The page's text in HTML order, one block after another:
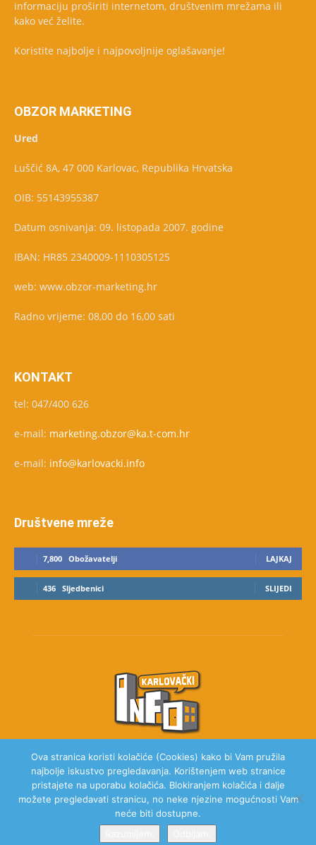
informaciju proširiti internetom, društvenim mrežama ili
kako već želite.
Koristite najbolje i najpovoljnije oglašavanje!
OBZOR MARKETING
Ured
Luščić 8A, 47 000 Karlovac, Republika Hrvatska
OIB: 55143955387
Datum osnivanja: 09. listopada 2007. godine
IBAN: HR85 2340009-1110305125
web: www.obzor-marketing.hr
Radno vrijeme: 08,00 do 16,00 sati
KONTAKT
tel: 047/400 626
e-mail: marketing.obzor@ka.t-com.hr
e-mail: info@karlovacki.info
Društvene mreže
7,800 Obožavatelji LAJKAJ
436 Sljedbenici SLIJEDI
O NAMA
© 2020 Karlovački Info, Sva prava pridržana.
Ova stranica koristi kolačiće (Cookies) kako bi Vam pružila
najbolje iskustvo pregledavanja. Korištenjem web stranice
pristajete na uporabu kolačića. Blokiranjem kolačića i dalje
možete pregledavati stranicu, no neke njezine mogućnosti Vam
neće biti dostupne.